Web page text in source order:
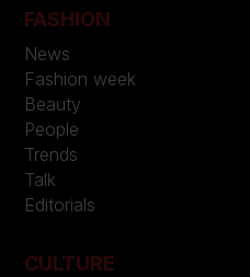
FASHION
News
Fashion week
Beauty
People
Trends
Talk
Editorials
CULTURE